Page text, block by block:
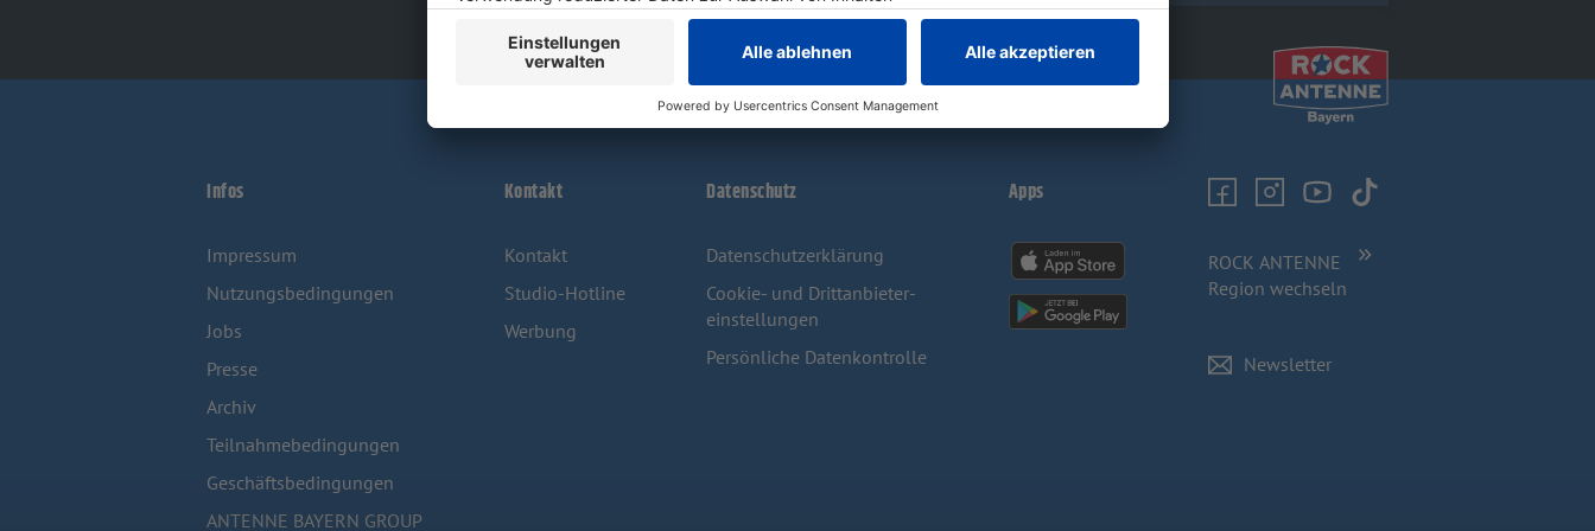
Infos
Impressum
Nutzungsbedingungen
Jobs
Presse
Archiv
Teilnahmebedingungen
Geschäftsbedingungen
ANTENNE BAYERN GROUP
Kontakt
Kontakt
Studio-Hotline
Werbung
Datenschutz
Datenschutzerklärung
Cookie- und Drittanbieter-
einstellungen
Persönliche Datenkontrolle
Apps
ROCK ANTENNE
Region wechseln
Newsletter